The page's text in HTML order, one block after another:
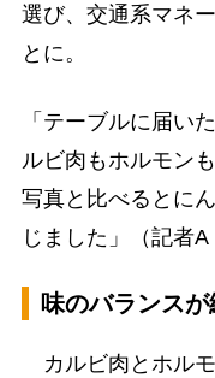
選び、交通系マネ
とに。
「テーブルに届い
ルビ肉もホルモン
写真と比べるとに
じました」（記者A
味のバランス
カルビ肉とホル